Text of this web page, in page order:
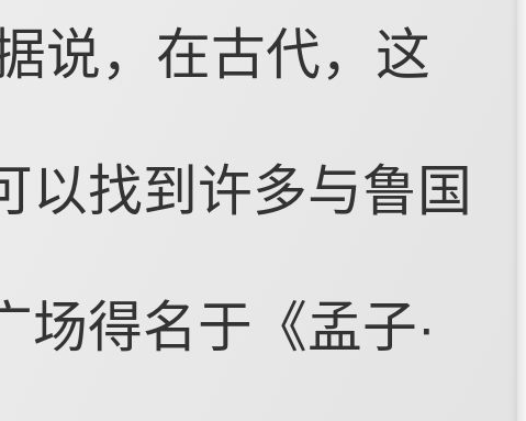
说，在古代，这
以找到许多与鲁国
得名于《孟子·